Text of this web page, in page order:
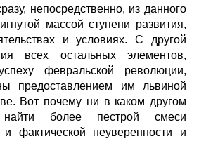
непосредственно, из данного
массой ступени развития,
и условиях. С другой
всех остальных элементов,
февральской революции,
предоставлением им львиной
Вот почему ни в каком другом
более пестрой смеси
фактической неуверенности и